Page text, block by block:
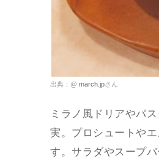
出典：@ march.jpさん
ミラノ風ドリアやパ
実。プロシュートや
す。サラダやスープ